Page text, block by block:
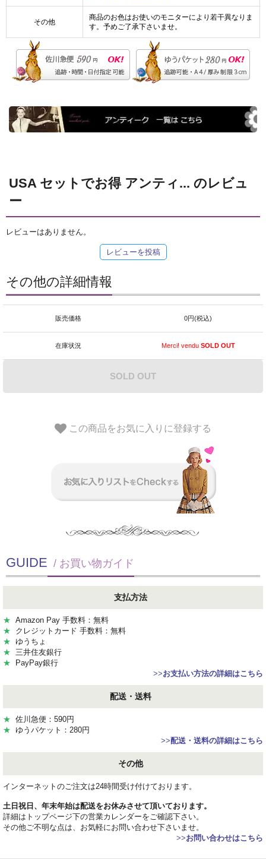
その他
商品のお色はお使いのモニターにより若干異なりま
す。予めご了承下さいませ。
USA セットでお得 アンティ... のレビュ
ー
レビューはありません。
レビューを投稿
その他の詳細情報
販売価格 0円(税込)
在庫状況 Merci! venduSOLD OUT
SOLD OUT
この商品をお気に入りに登録する
GUIDE / お買い物ガイド
支払方法
★ Amazon Pay 手数料：無料
★ クレジットカード 手数料：無料
★ ゆうちょ
★ 三井住友銀行
★ PayPay銀行
>>お支払い方法の詳細はこちら
配送・送料
★ 佐川急便：590円
★ ゆうパケット：280円
>>配送・送料の詳細はこちら
その他
インターネットのご注文は24時間受け付けております。
土日祝日、年末年始は配送をお休みさせて頂いております。
詳細はトップページ下の営業カレンダーをご確認下さい。
その他ご不明な点は、お気軽にお問い合わせ下さいませ。
>>お問い合わせはこちら